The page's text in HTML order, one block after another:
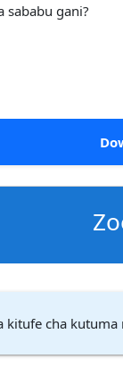
sababu gani?
kitufe cha